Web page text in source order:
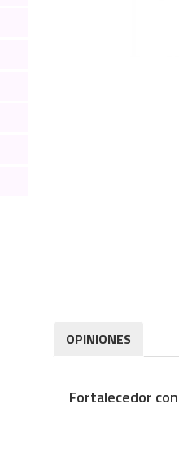
OPINIONES
Fortalecedor